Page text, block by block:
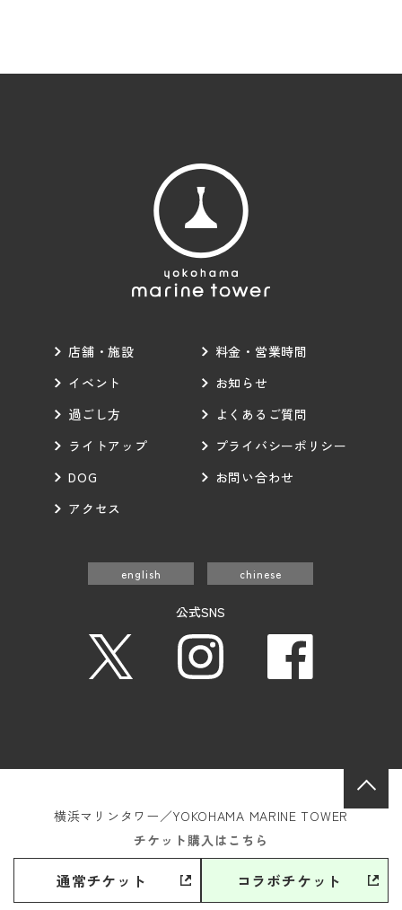
チケット購入はこちら
通常チケット コラボチケット
店舗・施設
イベント
過ごし方
ライトアップ
DOG
アクセス
料金・営業時間
お知らせ
よくあるご質問
プライバシーポリシー
お問い合わせ
english chinese
公式SNS
横浜マリンタワー／YOKOHAMA MARINE TOWER
〒231-0023 神奈川県横浜市中区山下町14番地1
© Yokohama marine tower. All Right Reserved.